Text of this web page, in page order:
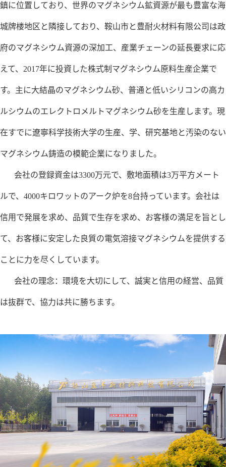
鎮に位置しており、世界のマグネシウム鉱資源が最も豊富な海
城牌楼地区と隣接しており、鞍山市と豊耐火材料有限公司は政
府のマグネシウム資源の深加工、産業チェーンの延長要求に応
えて、2017年に投資した株式制マグネシウム原料生産企業で
す。主に大結晶のマグネシウム砂、普通と低いシリコンの高カ
ルシウムのエレクトロメルトマグネシウム砂を生産します。現
在すでに遼寧科学技術大学の生産、学、研究基地と汚染のない
マグネシウム鋳造の模範企業になりました。
会社の登録資金は3300万元で、敷地面積は3万平方メート
ルで、4000キロワットのアーク炉を8台持っています。会社は
信用で発展を求め、品質で生存を求め、お客様の満足を旨とし
て、お客様に安定した良質の電気溶接マグネシウムを提供する
ことに力を尽くしています。
会社の理念：環境を大切にして、誠実と信用の経営、品質
は抜群で、協力は共に勝ちます。